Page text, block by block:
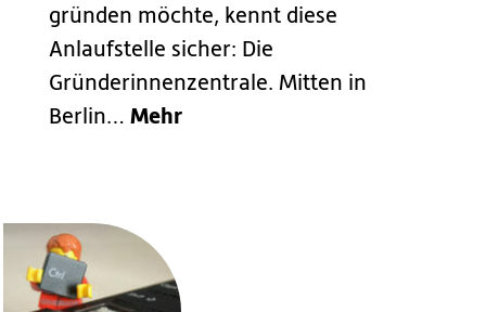
gründen möchte, kennt diese
Anlaufstelle sicher: Die
Gründerinnenzentrale. Mitten in
Berlin… Mehr